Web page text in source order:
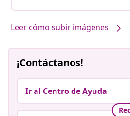
Leer cómo subir imágenes
¡Contáctanos!
Ir al Centro de Ayuda